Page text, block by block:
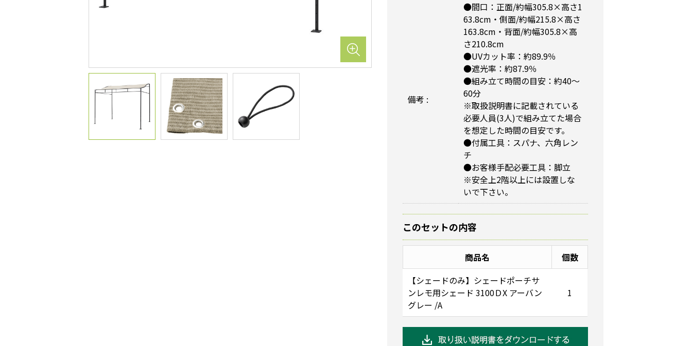
備考 :
●間口：正面/約幅305.8×高さ1
63.8cm・側面/約幅215.8×高さ
163.8cm・背面/約幅305.8×高
さ210.8cm
●UVカット率：約89.9％
●遮光率：約87.9％
●組み立て時間の目安：約40～
60分
※取扱説明書に記載されている
必要人員(3人)で組み立てた場合
を想定した時間の目安です。
●付属工具：スパナ、六角レン
チ
●お客様手配必要工具：脚立
※安全上2階以上には設置しな
いで下さい。
このセットの内容
商品名
個数
【シェードのみ】シェードポーチサ
ンレモ用シェード 3100ＤX アーバン
グレー /A
1